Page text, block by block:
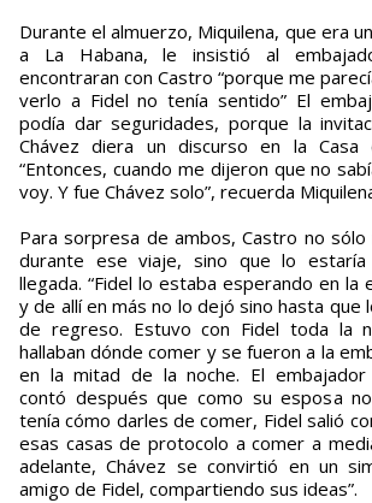
Durante el almuerzo, Miquilena, que era
a La Habana, le insistió al
encontraran con Castro “porque me
verlo a Fidel no tenía sentido” El
podía dar seguridades, porque la
Chávez diera un discurso en la Casa
“Entonces, cuando me dijeron que no
voy. Y fue Chávez solo”, recuerda
Para sorpresa de ambos, Castro no sólo
durante ese viaje, sino que lo
llegada. “Fidel lo estaba esperando en la
y de allí en más no lo dejó sino hasta que
de regreso. Estuvo con Fidel toda la
hallaban dónde comer y se fueron a la
en la mitad de la noche. El embajador
contó después que como su esposa
tenía cómo darles de comer, Fidel salió
esas casas de protocolo a comer a
adelante, Chávez se convirtió en un
amigo de Fidel, compartiendo sus ideas”.